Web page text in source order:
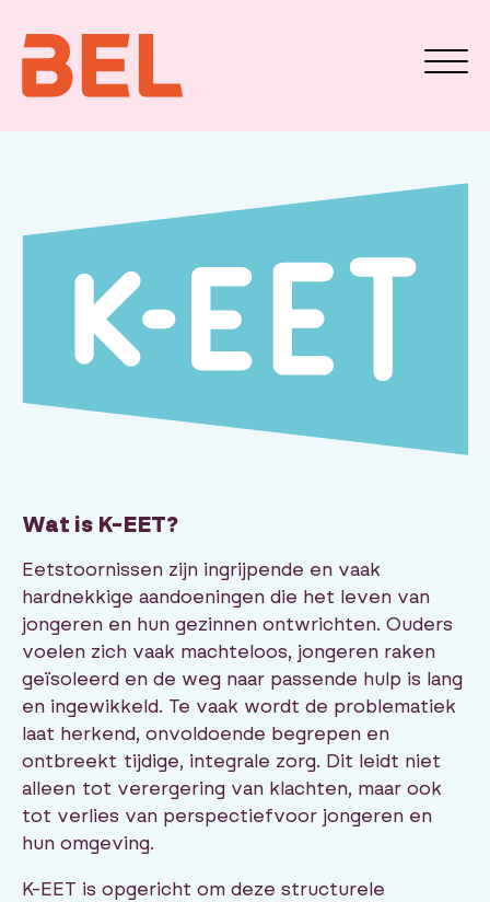
Wat is K-EET?
Eetstoornissen zijn ingrijpende en vaak
hardnekkige aandoeningen die het leven van
jongeren en hun gezinnen ontwrichten. Ouders
voelen zich vaak machteloos, jongeren raken
geïsoleerd en de weg naar passende hulp is lang
en ingewikkeld. Te vaak wordt de problematiek
laat herkend, onvoldoende begrepen en
ontbreekt tijdige, integrale zorg. Dit leidt niet
alleen tot verergering van klachten, maar ook
tot verlies van perspectiefvoor jongeren en
hun omgeving.
K-EET is opgericht om deze structurele